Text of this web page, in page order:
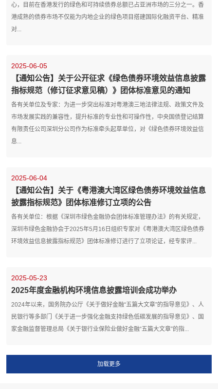
心，目前在香港发行的绿色和可持续债券总额已占亚洲市场的三分之一。香
港成熟的债券市场不仅能为内地企业的绿色项目搭建国际化融资平台、精准
对...
2025-06-05
【通知公告】关于公开征求《绿色债券环境效益信息披露
指标规范（修订征求意见稿）》团体标准意见的通知
各有关单位及专家：为进一步突出标准对粤港澳三地法律法规、政策文件及
市场发展实践的兼容性，提升标准的专业性和可操作性，中央国债登记结算
有限责任公司深圳分公司作为标准牵头起草单位，对《绿色债券环境效益信
息...
2025-06-04
【通知公告】关于《粤港澳大湾区绿色债券环境效益信息
披露指标规范》团体标准修订立项的公告
各有关单位：根据《深圳市绿色金融协会团体标准管理办法》的有关规定，
深圳市绿色金融协会于2025年5月16日组织专家对《粤港澳大湾区绿色债券
环境效益信息披露指标规范》团体标准修订进行了立项论证，经专家评...
2025-05-23
2025年度金融机构环境信息披露培训会成功举办
2024年以来，国务院办公厅《关于做好金融“五篇大文章”的指导意见》、人
民银行等多部门《关于进一步强化金融支持绿色低碳发展的指导意见》、国
家金融监督管理总局《关于银行业保险业做好金融“五篇大文章”的指...